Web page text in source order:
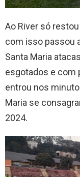
Ao River só
com isso passou
Santa Maria
esgotados e com
entrou nos
Maria se
2024.